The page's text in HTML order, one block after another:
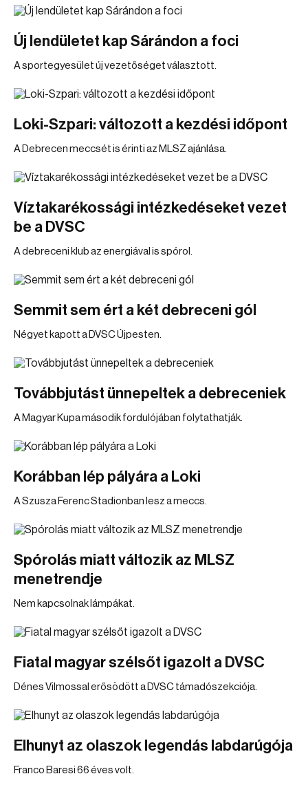
Új lendületet kap Sárándon a foci
A sportegyesület új vezetőséget választott.
Loki-Szpari: változott a kezdési időpont
A Debrecen meccsét is érinti az MLSZ ajánlása.
Víztakarékossági intézkedéseket vezet
be a DVSC
A debreceni klub az energiával is spórol.
Semmit sem ért a két debreceni gól
Négyet kapott a DVSC Újpesten.
Továbbjutást ünnepeltek a debreceniek
A Magyar Kupa második fordulójában folytathatják.
Korábban lép pályára a Loki
A Szusza Ferenc Stadionban lesz a meccs.
Spórolás miatt változik az MLSZ
menetrendje
Nem kapcsolnak lámpákat.
Fiatal magyar szélsőt igazolt a DVSC
Dénes Vilmossal erősödött a DVSC támadószekciója.
Elhunyt az olaszok legendás labdarúgója
Franco Baresi 66 éves volt.